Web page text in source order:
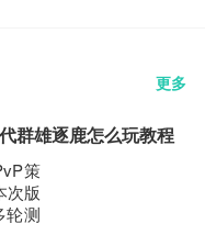
更多
群雄逐鹿怎么玩教程
策
次版
轮测
，